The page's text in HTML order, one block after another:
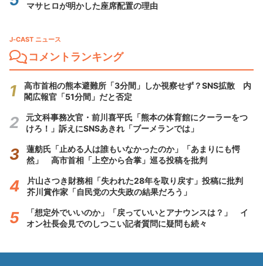
マサヒロが明かした座席配置の理由
J-CAST ニュース
コメントランキング
高市首相の熊本避難所「3分間」しか視察せず？SNS拡散 内
閣広報官「51分間」だと否定
元文科事務次官・前川喜平氏「熊本の体育館にクーラーをつ
けろ！」訴えにSNSあきれ「ブーメランでは」
蓮舫氏「止める人は誰もいなかったのか」「あまりにも愕
然」 高市首相「上空から合掌」巡る投稿を批判
片山さつき財務相「失われた28年を取り戻す」投稿に批判
芥川賞作家「自民党の大失政の結果だろう」
「想定外でいいのか」「戻っていいとアナウンスは？」 イ
オン社長会見でのしつこい記者質問に疑問も続々